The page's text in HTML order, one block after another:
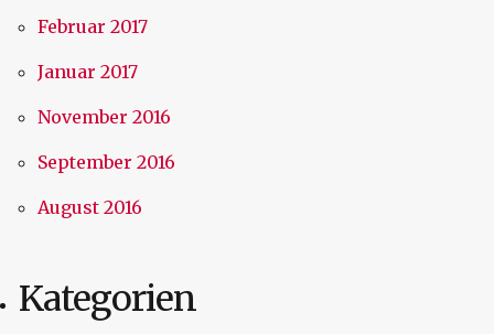
Februar 2017
Januar 2017
November 2016
September 2016
August 2016
Kategorien